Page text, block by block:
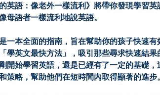
英語：像老外一樣流利》將帶你發現學習
母語者一樣流利地說英語。
一本全面的指南，旨在幫助你的孩子快速
學英文最快方法」，吸引那些尋求快速結
開始學習英語，還是已經有了一定的基礎，
策略，幫助他們在短時間內取得顯著的進步。